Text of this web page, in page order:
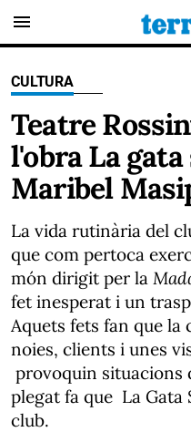
menu
CULTURA
Teatre
l'obra La
Maribel
La vida rutinària del
que com pertoca
món dirigit per la
fet inesperat i un
Aquets fets fan que la
noies, clients i unes
provoquin
plegat fa que La Gata
club.